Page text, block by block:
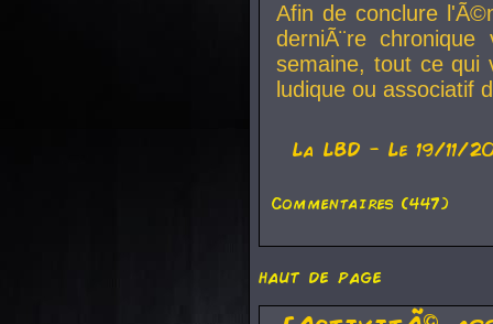
Afin de conclure
derniÃ¨re
semaine, tout ce qui
ludique ou associatif
La LBD - Le 19/11/
Commentaires (447)
haut de page